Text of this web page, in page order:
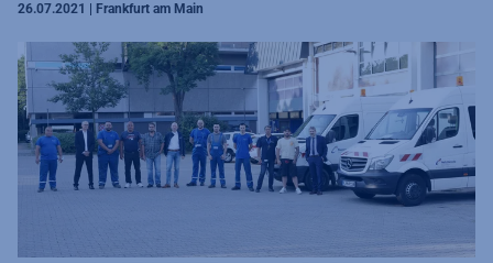
26.07.2021 | Frankfurt am Main